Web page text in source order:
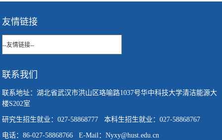
友情链接
联系我们
联系地址：湖北省武汉市洪山区珞喻路1037号华中科技大学清洁能源大
楼S202室
研究生招生就业：027-58868777 本科生招生就业：027-58868767
电话：86-027-58868766 E-Mail：Nyxy@hust.edu.cn